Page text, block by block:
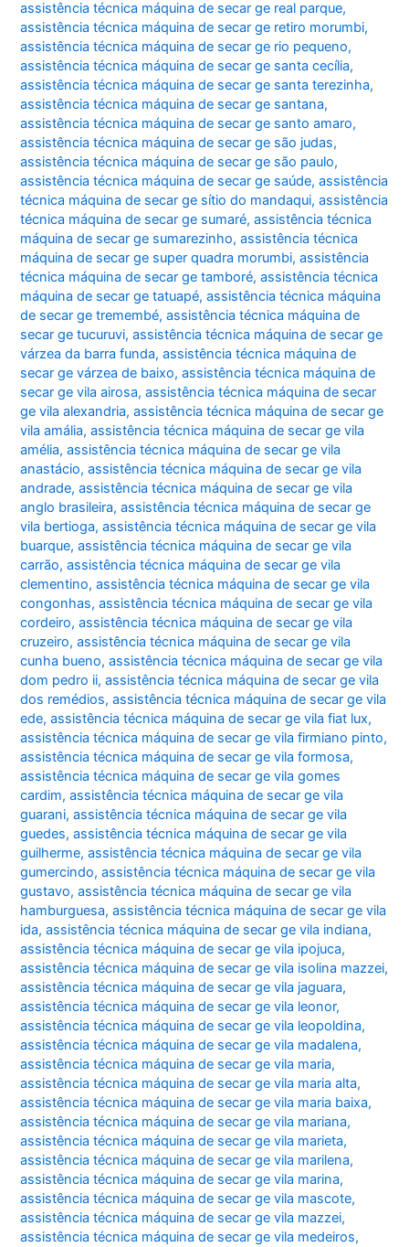
assistência técnica máquina de secar ge real parque,
assistência técnica máquina de secar ge retiro morumbi,
assistência técnica máquina de secar ge rio pequeno,
assistência técnica máquina de secar ge santa cecília,
assistência técnica máquina de secar ge santa terezinha,
assistência técnica máquina de secar ge santana,
assistência técnica máquina de secar ge santo amaro,
assistência técnica máquina de secar ge são judas,
assistência técnica máquina de secar ge são paulo,
assistência técnica máquina de secar ge saúde,assistência
técnica máquina de secar ge sítio do mandaqui,assistência
técnica máquina de secar ge sumaré,assistência técnica
máquina de secar ge sumarezinho,assistência técnica
máquina de secar ge super quadra morumbi,assistência
técnica máquina de secar ge tamboré,assistência técnica
máquina de secar ge tatuapé,assistência técnica máquina
de secar ge tremembé,assistência técnica máquina de
secar ge tucuruvi,assistência técnica máquina de secar ge
várzea da barra funda,assistência técnica máquina de
secar ge várzea de baixo,assistência técnica máquina de
secar ge vila airosa,assistência técnica máquina de secar
ge vila alexandria,assistência técnica máquina de secar ge
vila amália,assistência técnica máquina de secar ge vila
amélia,assistência técnica máquina de secar ge vila
anastácio,assistência técnica máquina de secar ge vila
andrade,assistência técnica máquina de secar ge vila
anglo brasileira,assistência técnica máquina de secar ge
vila bertioga,assistência técnica máquina de secar ge vila
buarque,assistência técnica máquina de secar ge vila
carrão,assistência técnica máquina de secar ge vila
clementino,assistência técnica máquina de secar ge vila
congonhas,assistência técnica máquina de secar ge vila
cordeiro,assistência técnica máquina de secar ge vila
cruzeiro,assistência técnica máquina de secar ge vila
cunha bueno,assistência técnica máquina de secar ge vila
dom pedro ii,assistência técnica máquina de secar ge vila
dos remédios,assistência técnica máquina de secar ge vila
ede,assistência técnica máquina de secar ge vila fiat lux,
assistência técnica máquina de secar ge vila firmiano pinto,
assistência técnica máquina de secar ge vila formosa,
assistência técnica máquina de secar ge vila gomes
cardim,assistência técnica máquina de secar ge vila
guarani,assistência técnica máquina de secar ge vila
guedes,assistência técnica máquina de secar ge vila
guilherme,assistência técnica máquina de secar ge vila
gumercindo,assistência técnica máquina de secar ge vila
gustavo,assistência técnica máquina de secar ge vila
hamburguesa,assistência técnica máquina de secar ge vila
ida,assistência técnica máquina de secar ge vila indiana,
assistência técnica máquina de secar ge vila ipojuca,
assistência técnica máquina de secar ge vila isolina mazzei,
assistência técnica máquina de secar ge vila jaguara,
assistência técnica máquina de secar ge vila leonor,
assistência técnica máquina de secar ge vila leopoldina,
assistência técnica máquina de secar ge vila madalena,
assistência técnica máquina de secar ge vila maria,
assistência técnica máquina de secar ge vila maria alta,
assistência técnica máquina de secar ge vila maria baixa,
assistência técnica máquina de secar ge vila mariana,
assistência técnica máquina de secar ge vila marieta,
assistência técnica máquina de secar ge vila marilena,
assistência técnica máquina de secar ge vila marina,
assistência técnica máquina de secar ge vila mascote,
assistência técnica máquina de secar ge vila mazzei,
assistência técnica máquina de secar ge vila medeiros,